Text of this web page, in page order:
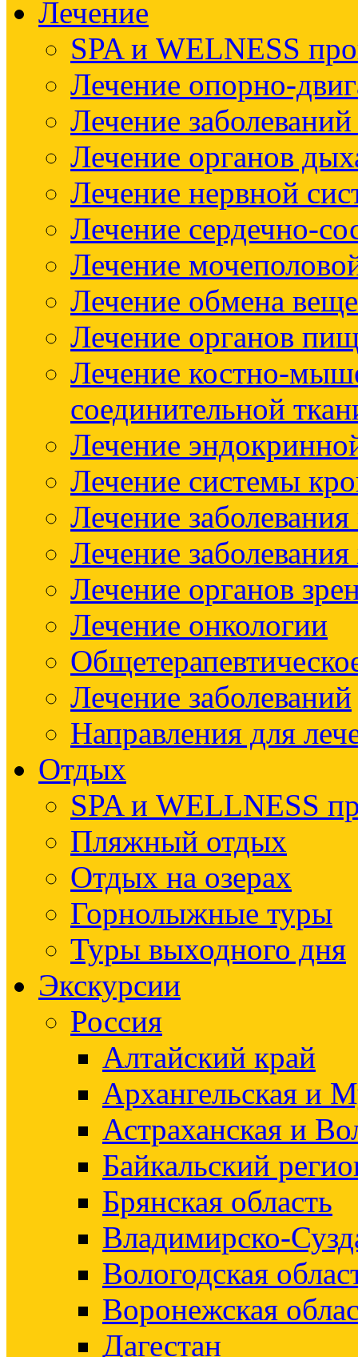
Лечение
SPA и WELNESS
Лечение опорно-
Лечение
Лечение органов
Лечение нервной
Лечение сердечно-
Лечение
Лечение обмена
Лечение органов
Лечение костно-
соединительной
Лечение
Лечение системы
Лечение
Лечение
Лечение органов
Лечение онкологии
Лечение заболеваний
Направления для
Отдых
SPA и WELLNESS
Пляжный отдых
Отдых на озерах
Горнолыжные туры
Туры выходного дня
Экскурсии
Россия
Алтайский край
Архангельская и
Астраханская и
Байкальский
Брянская область
Владимирско-
Вологодская
Воронежская
Дагестан